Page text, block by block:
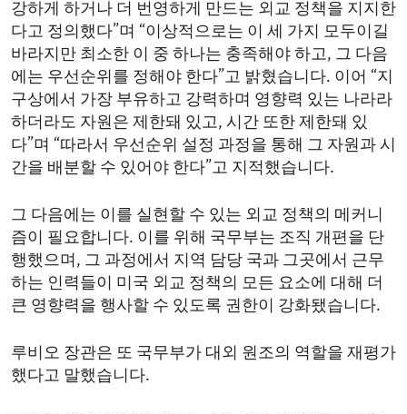
강하게 하거나 더 번영하게 만드는 외교 정책을 지지한
다고 정의했다”며 “이상적으로는 이 세 가지 모두이길
바라지만 최소한 이 중 하나는 충족해야 하고, 그 다음
에는 우선순위를 정해야 한다”고 밝혔습니다. 이어 “지
구상에서 가장 부유하고 강력하며 영향력 있는 나라라
하더라도 자원은 제한돼 있고, 시간 또한 제한돼 있
다”며 “따라서 우선순위 설정 과정을 통해 그 자원과 시
간을 배분할 수 있어야 한다”고 지적했습니다.
그 다음에는 이를 실현할 수 있는 외교 정책의 메커니
즘이 필요합니다. 이를 위해 국무부는 조직 개편을 단
행했으며, 그 과정에서 지역 담당 국과 그곳에서 근무
하는 인력들이 미국 외교 정책의 모든 요소에 대해 더
큰 영향력을 행사할 수 있도록 권한이 강화됐습니다.
루비오 장관은 또 국무부가 대외 원조의 역할을 재평가
했다고 말했습니다.